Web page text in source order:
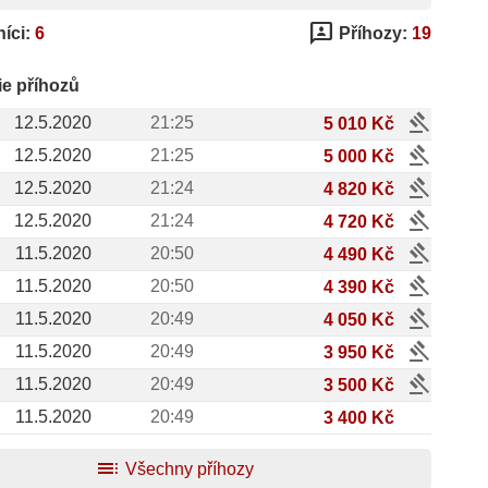
6 3p Příhozy: 19
příhozů
12.5.2020
21:25 5 010 Kč gavel
12.5.2020 21:25 5 000 Kč gavel
12.5.2020 21:24 4 820 Kč gavel
12.5.2020 21:24 4 720 Kč gavel
11.5.2020 20:50 4 490 Kč gavel
11.5.2020 20:50 4 390 Kč gavel
11.5.2020 20:49 4 050 Kč gavel
11.5.2020 20:49 3 950 Kč gavel
11.5.2020 20:49 3 500 Kč gavel
11.5.2020 20:49 3 400 Kč
toc Všechny příhozy